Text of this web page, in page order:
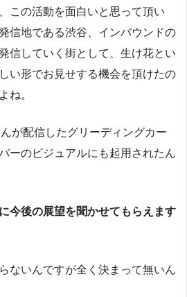
この活動を面白いと思って頂い
信地である渋谷、インバウンドの
信していく街として、生け花とい
い形でお見せする機会を頂けたの
ね。
が配信したグリーディングカー
ーのビジュアルにも起用されたん
今後の展望を聞かせてもらえます
ないんですが全く決まって無いん